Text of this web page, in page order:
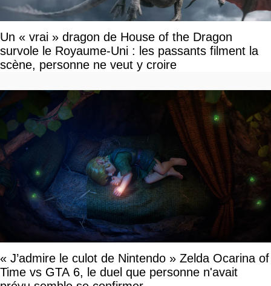
Un « vrai » dragon de House of the Dragon
survole le Royaume-Uni : les passants filment la
scène, personne ne veut y croire
« J’admire le culot de Nintendo » Zelda Ocarina of
Time vs GTA 6, le duel que personne n'avait